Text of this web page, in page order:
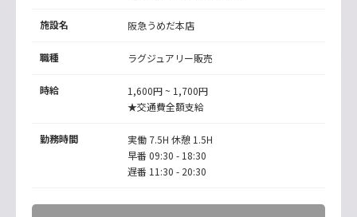
施設名 阪急うめだ本店
職種 ラグジュアリー販売
時給
1,600円 ~ 1,700円
★交通費全額支給
勤務時間
実働 7.5H 休憩 1.5H
早番 09:30 - 18:30
遅番 11:30 - 20:30